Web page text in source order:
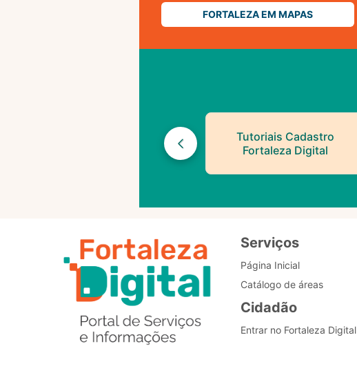
FORTALEZA EM MAPAS
Tutoriais Cadastro
Fortaleza Digital
Serviços
Página Inicial
Catálogo de áreas
Cidadão
Entrar no Fortaleza Digital